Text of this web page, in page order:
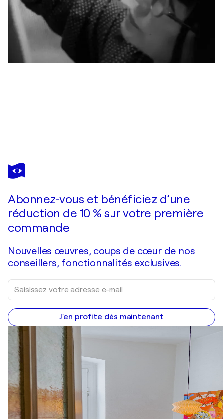
LY-ROSE
AVRIL 25
Abonnez-vous et bénéficiez d’une
réduction de 10 % sur votre première
commande
Nouvelles œuvres, coups de cœur de nos
conseillers, fonctionnalités exclusives.
J'en profite dès maintenant